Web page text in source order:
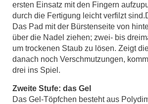
ersten Einsatz mit den Fingern
durch die Fertigung leicht verfilzt
Das Pad mit der Bürstenseite von
über die Nadel ziehen; zwei- bis
um trockenen Staub zu lösen. Zeigt
danach noch Verschmutzungen,
drei ins Spiel.
Zweite Stufe: das Gel
Das Gel-Töpfchen besteht aus